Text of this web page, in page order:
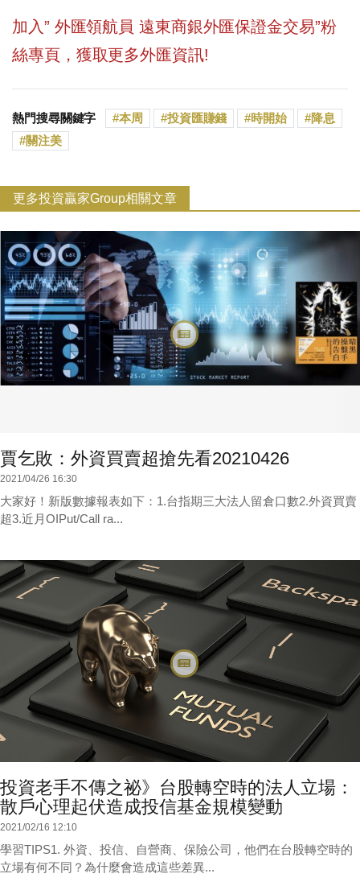
加入” 外匯領航員 遠東商銀外匯保證金交易”粉
絲專頁，獲取更多外匯資訊!
熱門搜尋關鍵字 本周 投資匯賺錢 時開始
降息
關注美
更多投資贏家Group相關文章
賈乞敗：外資買賣超搶先看20210426
2021/04/26 16:30
大家好！新版數據報表如下：1.台指期三大法人留倉口數2.外資買賣
超3.近月OIPut/Call ra...
投資老手不傳之祕》台股轉空時的法人立場：
散戶心理起伏造成投信基金規模變動
2021/02/16 12:10
學習TIPS1. 外資、投信、自營商、保險公司，他們在台股轉空時的
立場有何不同？為什麼會造成這些差異...